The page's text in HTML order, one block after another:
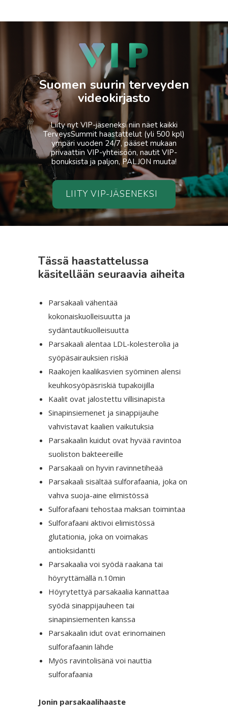
Suomen suurin terveyden
videokirjasto
Liity nyt VIP-jäseneksi niin näet kaikki
TerveysSummit haastattelut (yli 500 kpl)
ympäri vuoden 24/7, pääset mukaan
privaattiin VIP-yhteisöön, nautit VIP-
bonuksista ja paljon, PALJON muuta!
LIITY VIP-JÄSENEKSI
Tässä haastattelussa
käsitellään seuraavia aiheita
Parsakaali vähentää
kokonaiskuolleisuutta ja
sydäntautikuolleisuutta
Parsakaali alentaa LDL-kolesterolia ja
syöpäsairauksien riskiä
Raakojen kaalikasvien syöminen alensi
keuhkosyöpäsriskiä tupakoijilla
Kaalit ovat jalostettu villisinapista
Sinapinsiemenet ja sinappijauhe
vahvistavat kaalien vaikutuksia
Parsakaalin kuidut ovat hyvää ravintoa
suoliston bakteereille
Parsakaali on hyvin ravinnetiheää
Parsakaali sisältää sulforafaania, joka on
vahva suoja-aine elimistössä
Sulforafaani tehostaa maksan toimintaa
Sulforafaani aktivoi elimistössä
glutationia, joka on voimakas
antioksidantti
Parsakaalia voi syödä raakana tai
höyryttämällä n.10min
Höyrytettyä parsakaalia kannattaa
syödä sinappijauheen tai
sinapinsiementen kanssa
Parsakaalin idut ovat erinomainen
sulforafaanin lähde
Myös ravintolisänä voi nauttia
sulforafaania
Jonin parsakaalihaaste